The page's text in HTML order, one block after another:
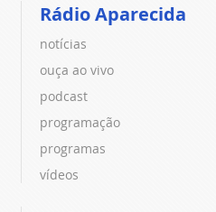
Rádio Aparecida
notícias
ouça ao vivo
podcast
programação
programas
vídeos